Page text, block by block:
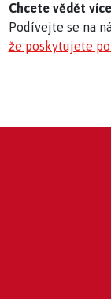
Chcete vědět
Podívejte se na
že poskytujete